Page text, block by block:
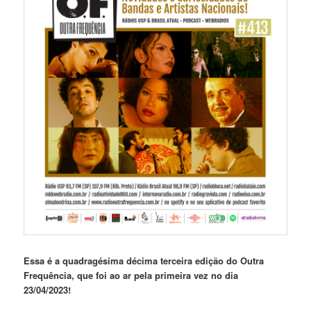
Essa é a quadragésima décima terceira edição do Outra
Frequência, que foi ao ar pela primeira vez no dia
23/04/2023!